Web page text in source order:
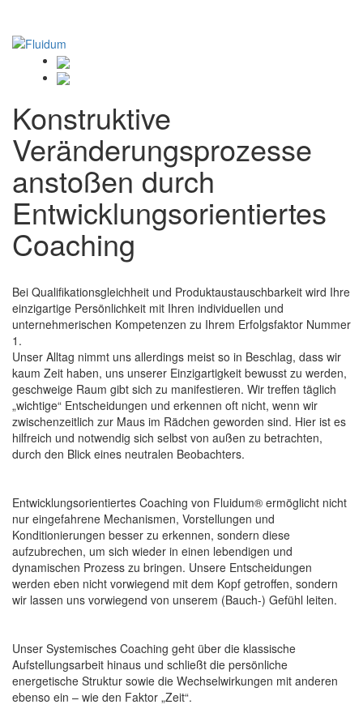
Konstruktive
Veränderungsprozesse
anstoßen durch
Entwicklungsorientiertes
Coaching
Bei Qualifikationsgleichheit und Produktaustauschbarkeit wird Ihre
einzigartige Persönlichkeit mit Ihren individuellen und
unternehmerischen Kompetenzen zu Ihrem Erfolgsfaktor Nummer
1.
Unser Alltag nimmt uns allerdings meist so in Beschlag, dass wir
kaum Zeit haben, uns unserer Einzigartigkeit bewusst zu werden,
geschweige Raum gibt sich zu manifestieren. Wir treffen täglich
„wichtige“ Entscheidungen und erkennen oft nicht, wenn wir
zwischenzeitlich zur Maus im Rädchen geworden sind. Hier ist es
hilfreich und notwendig sich selbst von außen zu betrachten,
durch den Blick eines neutralen Beobachters.
Entwicklungsorientiertes Coaching von Fluidum® ermöglicht nicht
nur eingefahrene Mechanismen, Vorstellungen und
Konditionierungen besser zu erkennen, sondern diese
aufzubrechen, um sich wieder in einen lebendigen und
dynamischen Prozess zu bringen. Unsere Entscheidungen
werden eben nicht vorwiegend mit dem Kopf getroffen, sondern
wir lassen uns vorwiegend von unserem (Bauch-) Gefühl leiten.
Unser Systemisches Coaching geht über die klassische
Aufstellungsarbeit hinaus und schließt die persönliche
energetische Struktur sowie die Wechselwirkungen mit anderen
ebenso ein – wie den Faktor „Zeit“.